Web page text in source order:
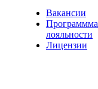
Вакансии
Программма
лояльности
Лицензии